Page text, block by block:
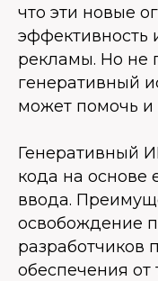
что эти новые
эффективность
рекламы. Но не
генеративный
может помочь и
Генеративный
кода на основе
ввода.
освобождение
разработчиков
обеспечения от